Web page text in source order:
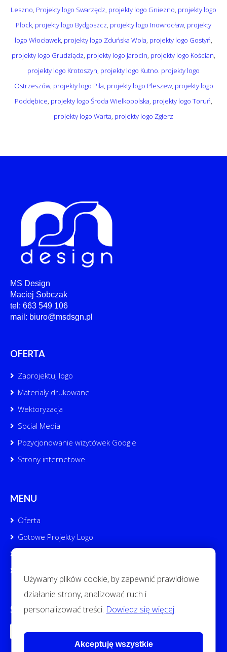
Leszno, Projekty logo Swarzędz, projekty logo Gniezno, projekty logo
Płock, projekty logo Bydgoszcz, projekty logo Inowrocław, projekty
logo Włocławek, projekty logo Zduńska Wola, projekty logo Gostyń,
projekty logo Grudziądz, projekty logo Jarocin, projekty logo Kościan,
projekty logo Krotoszyn, projekty logo Kutno. projekty logo
Ostrzeszów, projekty logo Piła, projekty logo Pleszew, projekty logo
Poddębice, projekty logo Środa Wielkopolska, projekty logo Toruń,
projekty logo Warta, projekty logo Zgierz
MS Design
Maciej Sobczak
tel: 663 549 106
mail: biuro@msdsgn.pl
OFERTA
Zaprojektuj logo
Materiały drukowane
Wektoryzacja
Social Media
Pozycjonowanie wizytówek Google
Strony internetowe
MENU
Oferta
Gotowe Projekty Logo
SOCIAL MEDIA
Używamy plików cookie, by zapewnić prawidłowe
działanie strony, analizować ruch i
personalizować treści. Dowiedz się więcej.
Akceptuję wszystkie